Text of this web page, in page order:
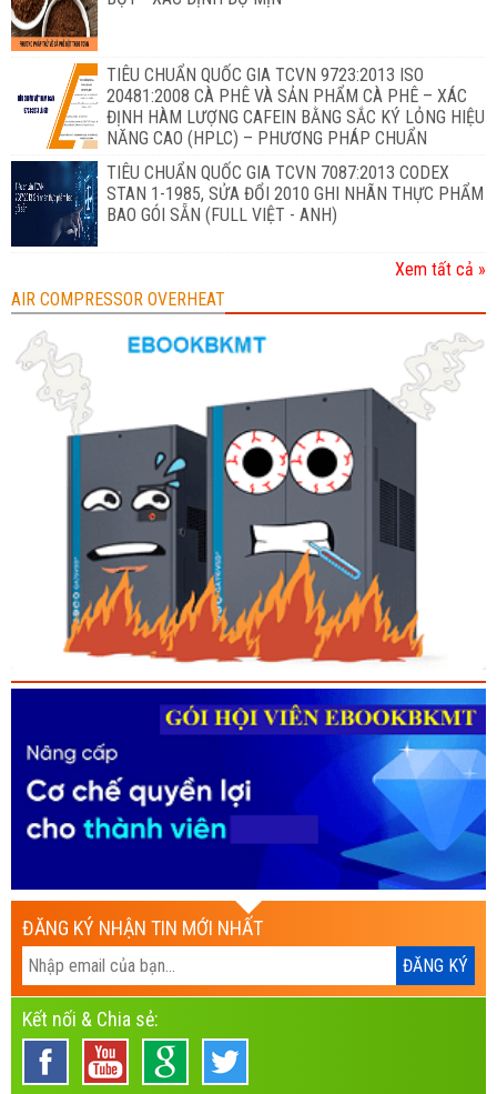
TIÊU CHUẨN QUỐC GIA TCVN 9723:2013 ISO
20481:2008 CÀ PHÊ VÀ SẢN PHẨM CÀ PHÊ – XÁC
ĐỊNH HÀM LƯỢNG CAFEIN BẰNG SẮC KÝ LỎNG HIỆU
NĂNG CAO (HPLC) – PHƯƠNG PHÁP CHUẨN
TIÊU CHUẨN QUỐC GIA TCVN 7087:2013 CODEX
STAN 1-1985, SỬA ĐỔI 2010 GHI NHÃN THỰC PHẨM
BAO GÓI SẴN (FULL VIỆT - ANH)
Xem tất cả »
AIR COMPRESSOR OVERHEAT
ĐĂNG KÝ NHẬN TIN MỚI NHẤT
Kết nối & Chia sẻ: